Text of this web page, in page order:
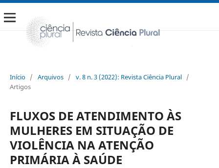
Início / Arquivos / v. 8 n. 3 (2022): Revista Ciência Plural /
Artigos
FLUXOS DE ATENDIMENTO ÀS
MULHERES EM SITUAÇÃO DE
VIOLÊNCIA NA ATENÇÃO
PRIMÁRIA À SAÚDE